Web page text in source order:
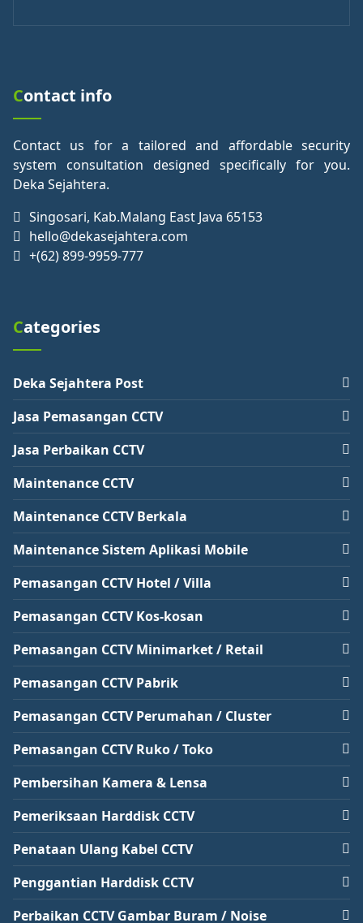
Contact info
Contact us for a tailored and affordable security
system consultation designed specifically for you.
Deka Sejahtera.
Singosari, Kab.Malang East Java 65153
hello@dekasejahtera.com
+(62) 899-9959-777
Categories
Deka Sejahtera Post
Jasa Pemasangan CCTV
Jasa Perbaikan CCTV
Maintenance CCTV
Maintenance CCTV Berkala
Maintenance Sistem Aplikasi Mobile
Pemasangan CCTV Hotel / Villa
Pemasangan CCTV Kos-kosan
Pemasangan CCTV Minimarket / Retail
Pemasangan CCTV Pabrik
Pemasangan CCTV Perumahan / Cluster
Pemasangan CCTV Ruko / Toko
Pembersihan Kamera & Lensa
Pemeriksaan Harddisk CCTV
Penataan Ulang Kabel CCTV
Penggantian Harddisk CCTV
Perbaikan CCTV Gambar Buram / Noise